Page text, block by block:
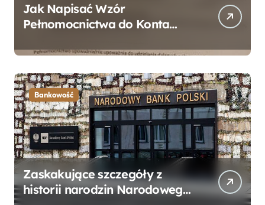
Jak Napisać Wzór
Pełnomocnictwa do Konta
Przewodnik
Bankowość
Zaskakujące szczegóły z
historii narodzin Narodowego